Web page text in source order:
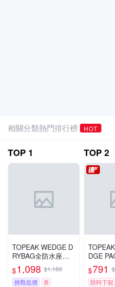
相關分類熱門排行榜 HOT
TOP 1
TOPEAK WEDGE D
RYBAG全防水座弓
快拆卡式座墊袋-大
型
$1,098 $1,180
挑戰低價
券
TOP2
DGE
LICK 快
$791
限時下殺